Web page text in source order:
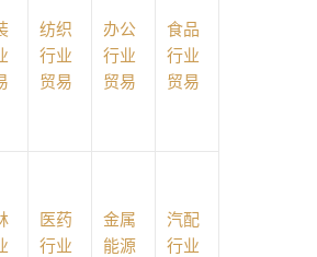
纺织
行业
贸易
办公
行业
贸易
食品
行业
贸易
医药
行业
金属
能源
汽配
行业